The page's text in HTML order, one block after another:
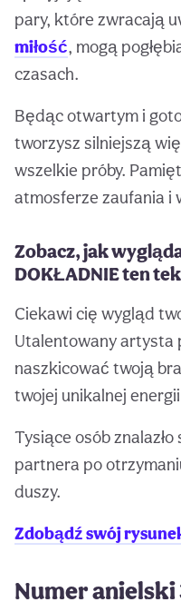
pary, które zwracają
miłość, mogą
czasach.
Będąc otwartym i
tworzysz silniejszą
wszelkie próby.
atmosferze zaufania i
Zobacz, jak
DOKŁADNIE ten
Ciekawi cię wygląd
Utalentowany artysta
naszkicować twoją
twojej unikalnej
Tysiące osób
partnera po
duszy.
Zdobądź swój
Numer anielski